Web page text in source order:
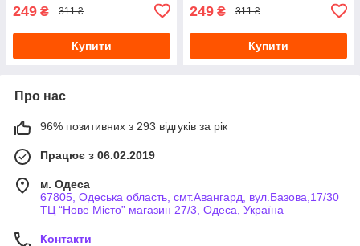
249 ₴ 311 ₴
Купити
249 ₴ 311 ₴
Купити
Про нас
96% позитивних з 293 відгуків за рік
Працює з 06.02.2019
м. Одеса
67805, Одеська область, смт.Авангард, вул.Базова,17/30
ТЦ “Нове Місто” магазин 27/3, Одеса, Україна
Контакти